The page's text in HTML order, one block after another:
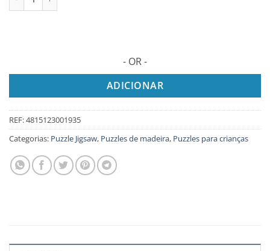
- OR -
ADICIONAR
REF:4815123001935
Categorias: Puzzle Jigsaw, Puzzles de madeira, Puzzles para crianças